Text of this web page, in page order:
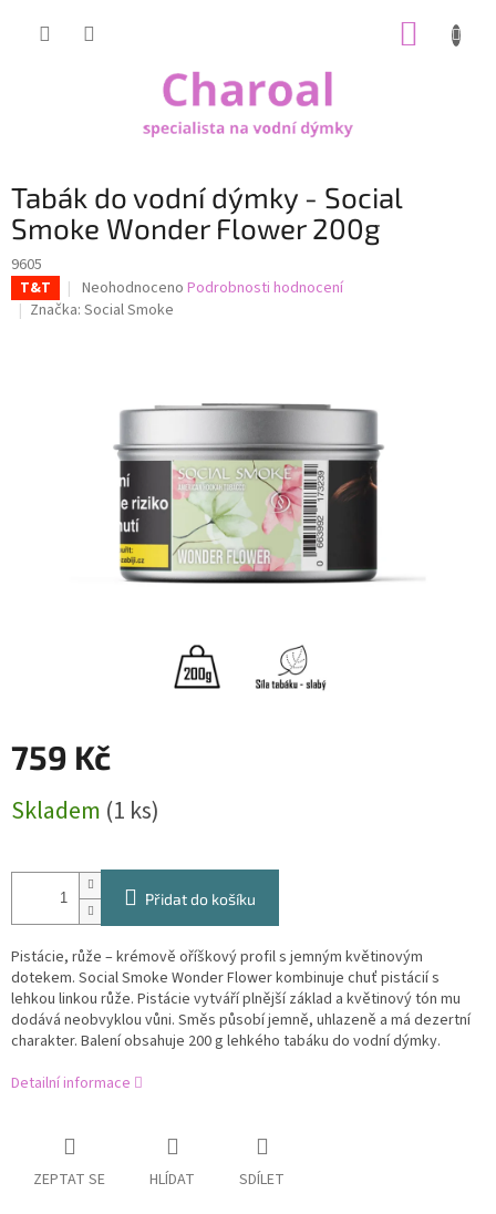
Tabák do vodní dýmky - Social
Smoke Wonder Flower 200g
9605
T&T
Průměrné
hodnocení
Neohodnoceno Podrobnosti hodnocení
Značka: Social Smoke
759 Kč
cena:
Skladem (1 ks)
Přidat do košíku
Pistácie, růže – krémově oříškový profil s jemným květinovým
dotekem. Social Smoke Wonder Flower kombinuje chuť pistácií s
lehkou linkou růže. Pistácie vytváří plnější základ a květinový tón mu
dodává neobvyklou vůni. Směs působí jemně, uhlazeně a má dezertní
charakter. Balení obsahuje 200 g lehkého tabáku do vodní dýmky.
Detailní informace
ZEPTAT SE HLÍDAT SDÍLET